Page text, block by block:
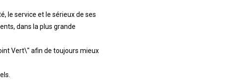
le service et le sérieux de ses
dans la plus grande
Vert\" afin de toujours mieux